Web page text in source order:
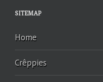
SITEMAP
Home
Crêppies